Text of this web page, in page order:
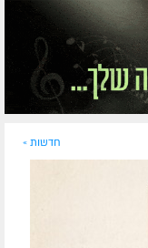
חדשות »